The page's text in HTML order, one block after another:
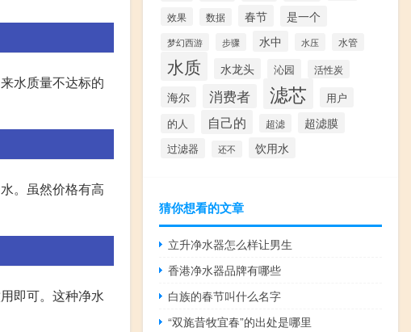
水质量不达标的
。虽然价格有高
即可。这种净水
效果 数据 春节 是一个
梦幻西游 步骤 水中 水压 水管
水质 水龙头 沁园 活性炭
海尔 消费者 滤芯 用户
的人 自己的 超滤 超滤膜
过滤器 还不 饮用水
猜你想看的文章
立升净水器怎么样让男生
香港净水器品牌有哪些
白族的春节叫什么名字
“双旄昔牧宜春”的出处是哪里